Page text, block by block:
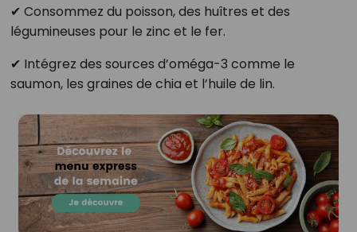
✔ Consommez du poisson, des huîtres et des
légumineuses pour le zinc et le fer.
✔ Intégrez des sources d’oméga-3 comme le
saumon, les graines de chia et l’huile de lin.